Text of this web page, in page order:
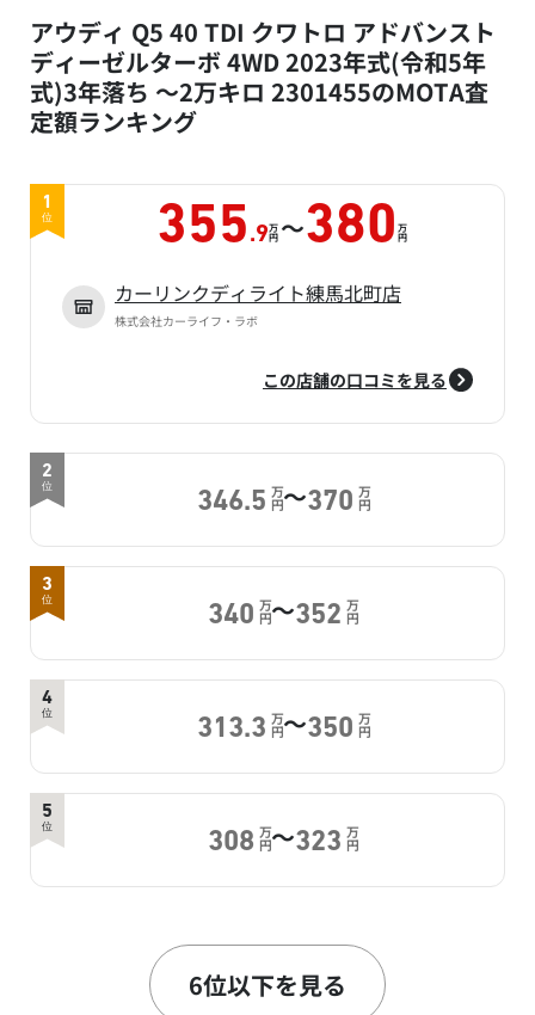
アウディ Q5 40 TDI クワトロ アドバンスト
ディーゼルターボ 4WD 2023年式(令和5年
式)3年落ち ～2万キロ 2301455のMOTA査
定額ランキング
1
位 355 .9万
円 ～380 万
円
カーリンクディライト練馬北町店
株式会社カーライフ・ラボ
この店舗の口コミを見る
2
位
346.5 万
円～370 万
円
3
位
340 万
円～352 万
円
4
位
313.3 万
円～350 万
円
5
位
308 万
円～323 万
円
万
6位以下を見る